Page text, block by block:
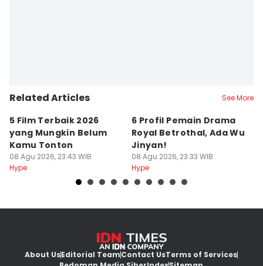
Related Articles See More
5 Film Terbaik 2026
yang Mungkin Belum
Kamu Tonton
08 Agu 2026, 23:43 WIB
Hype
6 Profil Pemain Drama
Royal Betrothal, Ada Wu
Jinyan!
08 Agu 2026, 23:33 WIB
Hype
About UsEditorial TeamContact UsTerms of Services